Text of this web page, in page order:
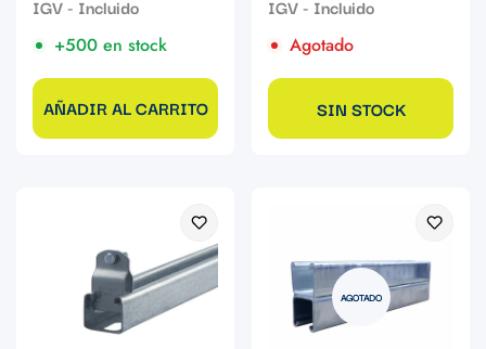
+500 en stock
AÑADIR AL CARRITO
Agotado
SIN STOCK
AGOTADO